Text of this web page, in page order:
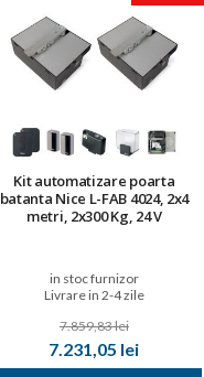
Kit automatizare poarta
batanta Nice L-FAB 4024, 2x4
metri, 2x300 Kg, 24 V
in stoc furnizor
Livrare in 2-4 zile
7.859,83 lei
7.231,05 lei